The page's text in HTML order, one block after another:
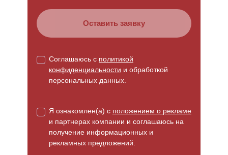
Соглашаюсь с политикой
конфиденциальности и обработкой
персональных данных.
Я ознакомлен(а) с положением о рекламе
и партнерах компании и соглашаюсь на
получение информационных и
рекламных предложений.